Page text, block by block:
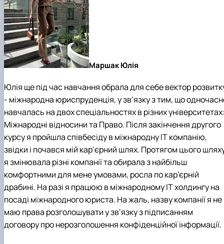
Іноземні мови
Працевлаштування
Їдальні та буфети
Студентські квитки
Центр вивчення мов
Психологічна підтримка
Інклюзивне середовище
Рада молодих вчених
Наукові школи
Стартап школа НУБіП України
Методичні рекомендації, пам'ятки
Форми документів
Патентно-ліцензійна діяльність
ЦКНО «Агропромисловий комплекс, лісове і
садово-паркове господарство, ветеринарна
медицина»
Обладнання НУБіП України
Біоетична комісія
Наукові видання
Досліднику та автору
Звіт про проведення НТЗ
Наукові журнали НУБіП України
Наукові журнали НУБіП України (English)
Пам'ятка про проведення науково-
Порядок планування та організації
проведення НТЗ
Результати науково-технічних заходів
Монографії
Наука для бізнесу
Каталог наукових послуг
«SEB-2024»
«SEB-2025»
Наглядова рада
Рада роботодавців
Благодійний фонд «Голосіївська ініціатива
2020»
Історія університету
Видатні випускники та працівники
Звіт ректора
Пам'яті захисників України
Почесні доктори і професори НУБіП України
Пресслужба
Університетський кур'єр
Програма розвитку університету
ініціатива – 2025»
Доступ до публічної інформації
Державні закупівлі
Офіційна символіка
Антикорупційні заходи
Уповноважена особа з питань запобігання
виявлення корупції
Положення про антикорупційного
Національні нормативно-правові акти
Нормативно-правові акти НУБіП України
Інформаційні ресурси НАЗК
Методичні роз’яснення НАЗК
Антикорупційні заходи
Гендерна радниця
Контактна інформація
Маршак Юлія
Юлія ще під час навчання обрала для себе вектор
- міжнародна юриспруденція, у зв‘язку з тим, що
навчалась на двох спеціальностях в різних
Міжнародні відносини та Право. Після закінчення другого
курсу я пройшла співбесіду в міжнародну ІТ компанію,
звідки і почався мій кар‘єрний шлях. Протягом цього
я змінювала різні компанії та обирала з найбільш
комфортними для мене умовами, росла по кар’єрній
драбині. На разі я працюю в міжнародному ІТ холдингу на
посаді міжнародного юриста. На жаль, назву компанії я не
маю права розголошувати у зв‘язку з підписанням
договору про нерозголошення конфіденційної інформації.